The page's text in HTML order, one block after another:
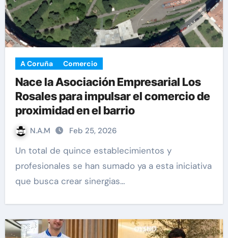
A Coruña Comercio
Nace la Asociación Empresarial Los
Rosales para impulsar el comercio de
proximidad en el barrio
N.A.M Feb 25, 2026
Un total de quince establecimientos y
profesionales se han sumado ya a esta iniciativa
que busca crear sinergias…